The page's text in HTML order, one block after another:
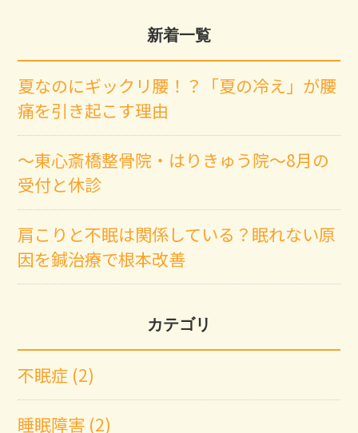
新着一覧
夏なのにギックリ腰！？「夏の冷え」が腰
痛を引き起こす理由
～東心斎橋整骨院・はりきゅう院～8月の
受付と休診
肩こりと不眠は関係している？眠れない原
因を鍼治療で根本改善
カテゴリ
不眠症 (2)
睡眠障害 (2)